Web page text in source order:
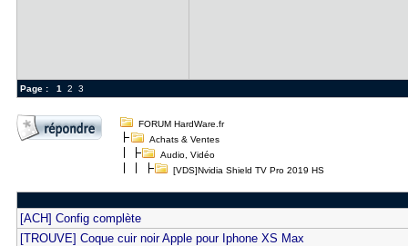
Page : 1 2 3
FORUM HardWare.fr
Achats & Ventes
Audio, Vidéo
[VDS]Nvidia Shield TV Pro 2019 HS
[ACH] Config complète
[TROUVE] Coque cuir noir Apple pour Iphone XS Max